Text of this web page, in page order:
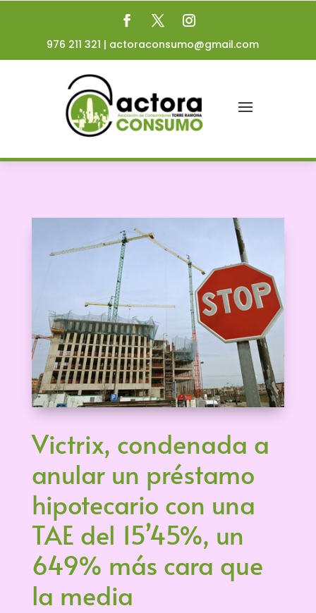
976 211 321 | actoraconsumo@gmail.com
Victrix, condenada a
anular un préstamo
hipotecario con una
TAE del 15’45%, un
649% más cara que
la media